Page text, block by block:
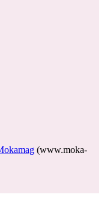
(www.moka-